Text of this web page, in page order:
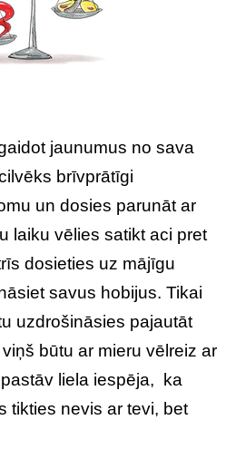
jaunumus no sava
brīvprātīgi
un dosies parunāt ar
laiku vēlies satikt aci pret
dosieties uz mājīgu
savus hobijus. Tikai
uzdrošināsies pajautāt
būtu ar mieru vēlreiz ar
liela iespēja, ka
tikties nevis ar tevi, bet